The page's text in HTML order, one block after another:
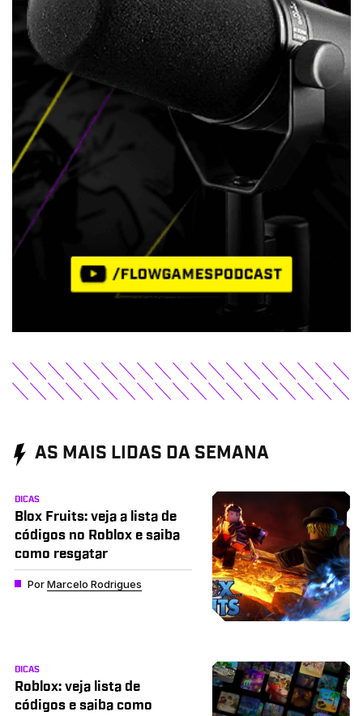
AS MAIS LIDAS DA SEMANA
DICAS
Blox Fruits: veja a lista de
códigos no Roblox e saiba
como resgatar
PorMarcelo Rodrigues
DICAS
Roblox: veja lista de
códigos e saiba como